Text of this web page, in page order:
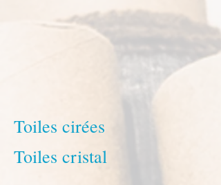
Toiles cirées
Toiles cristal